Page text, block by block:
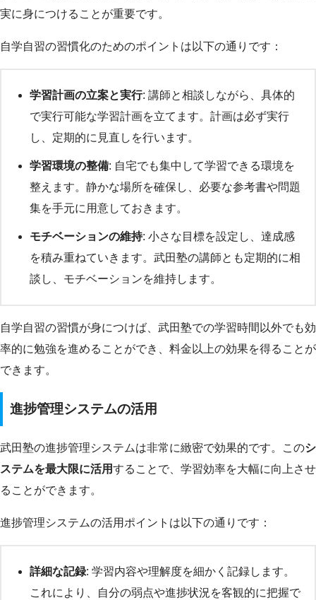
実に身につけることが重要です。
自学自習の習慣化のためのポイントは以下の通りです：
学習計画の立案と実行: 講師と相談しながら、具体的
で実行可能な学習計画を立てます。計画は必ず実行
し、定期的に見直しを行います。
学習環境の整備: 自宅でも集中して学習できる環境を
整えます。静かな場所を確保し、必要な参考書や問題
集を手元に用意しておきます。
モチベーションの維持: 小さな目標を設定し、達成感
を積み重ねていきます。武田塾の講師とも定期的に相
談し、モチベーションを維持します。
自学自習の習慣が身につけば、武田塾での学習時間以外でも効
率的に勉強を進めることができ、料金以上の効果を得ることが
できます。
進捗管理システムの活用
武田塾の進捗管理システムは非常に緻密で効果的です。このシ
ステムを最大限に活用することで、学習効率を大幅に向上させ
ることができます。
進捗管理システムの活用ポイントは以下の通りです：
詳細な記録: 学習内容や理解度を細かく記録します。
これにより、自分の弱点や進捗状況を客観的に把握で